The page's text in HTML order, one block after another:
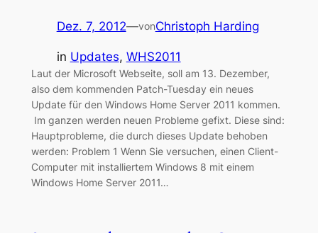
Dez. 7, 2012—vonChristoph Harding
in Updates, WHS2011
Laut der Microsoft Webseite, soll am 13. Dezember,
also dem kommenden Patch-Tuesday ein neues
Update für den Windows Home Server 2011 kommen.
Im ganzen werden neuen Probleme gefixt. Diese sind:
Hauptprobleme, die durch dieses Update behoben
werden: Problem 1 Wenn Sie versuchen, einen Client-
Computer mit installiertem Windows 8 mit einem
Windows Home Server 2011…